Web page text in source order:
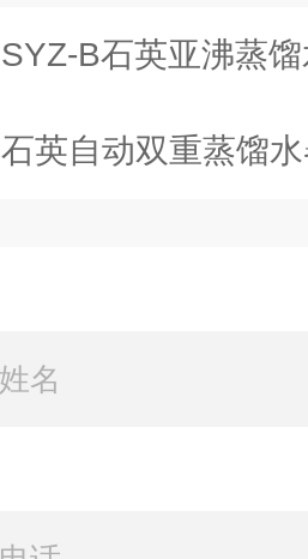
SYZ-B石英亚沸蒸
石英自动双重蒸馏